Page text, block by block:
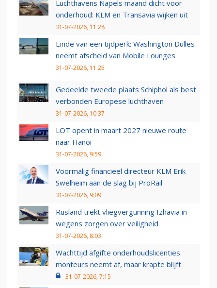
Luchthavens Napels maand dicht voor
onderhoud: KLM en Transavia wijken uit
31-07-2026, 11:28
Einde van een tijdperk: Washington Dulles
neemt afscheid van Mobile Lounges
31-07-2026, 11:25
Gedeelde tweede plaats Schiphol als best
verbonden Europese luchthaven
31-07-2026, 10:37
LOT opent in maart 2027 nieuwe route
naar Hanoi
31-07-2026, 9:59
Voormalig financieel directeur KLM Erik
Swelheim aan de slag bij ProRail
31-07-2026, 9:09
Rusland trekt vliegvergunning Izhavia in
wegens zorgen over veiligheid
31-07-2026, 8:03
Wachttijd afgifte onderhoudslicenties
monteurs neemt af, maar krapte blijft
31-07-2026, 7:15